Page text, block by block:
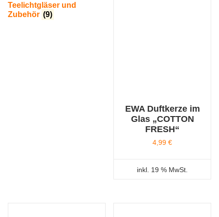
Teelichtgläser und
Zubehör (9)
EWA Duftkerze im
Glas „COTTON
FRESH“
4,99€
inkl. 19 % MwSt.